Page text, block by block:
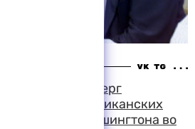
Африке опроверг
антиамериканских
Вашингтона во